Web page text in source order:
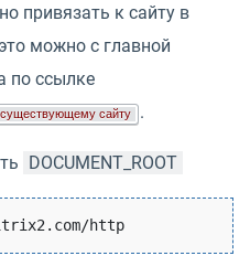
привязать к сайту в
можно с главной
по ссылке
существующему сайту .
DOCUMENT_ROOT